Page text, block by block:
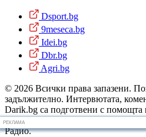
Dsport.bg
9meseca.bg
Idei.bg
Dbr.bg
Agri.bg
© 2026 Всички права запазени.
задължително. Интервютата,
Darik.bg са подготвени с помощта
Радио и новинарските емисии на
Радио.
РЕКЛАМА